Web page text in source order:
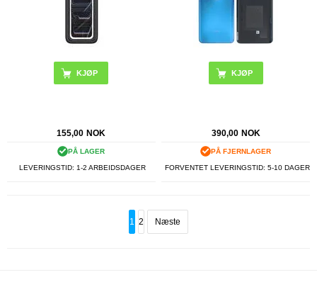
155,00 NOK
PÅ LAGER
LEVERINGSTID: 1-2 ARBEIDSDAGER
390,00 NOK
PÅ FJERNLAGER
FORVENTET LEVERINGSTID: 5-10 DAGER
1 2 Næste